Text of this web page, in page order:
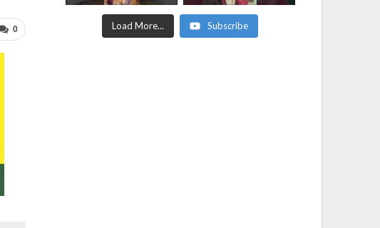
0 Load More... Subscribe